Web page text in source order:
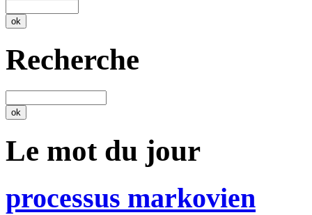
Recherche
Le mot du jour
processus markovien